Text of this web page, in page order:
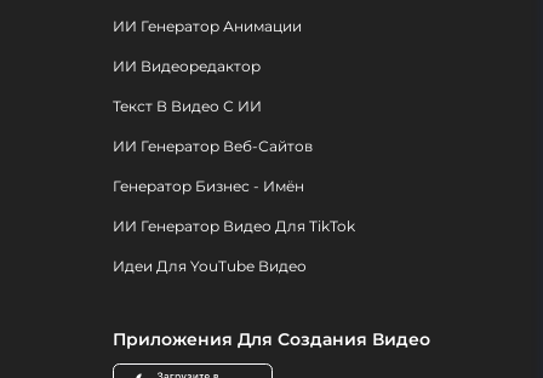
ИИ Генератор Анимации
ИИ Видеоредактор
Текст В Видео С ИИ
ИИ Генератор Веб-Сайтов
Генератор Бизнес - Имён
ИИ Генератор Видео Для TikTok
Идеи Для YouTube Видео
Приложения Для Создания Видео